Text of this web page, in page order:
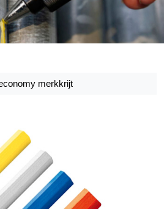
merkkrijt